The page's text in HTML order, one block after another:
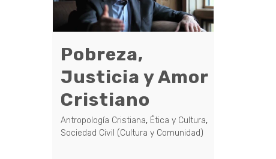
Pobreza,
Justicia y Amor
Cristiano
Antropología Cristiana, Ética y Cultura,
Sociedad Civil (Cultura y Comunidad)